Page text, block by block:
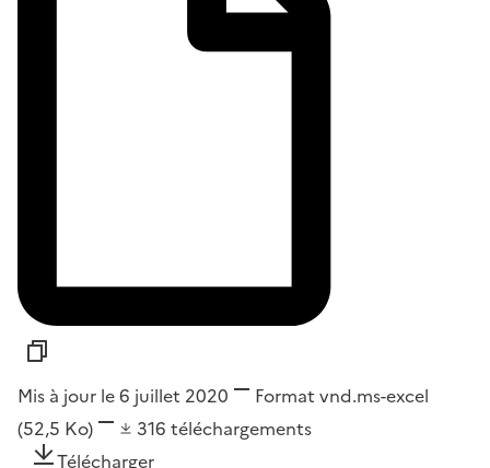
Mis à jour le 6 juillet 2020 Format vnd.ms-excel
(52,5 Ko)
316 téléchargements
Télécharger